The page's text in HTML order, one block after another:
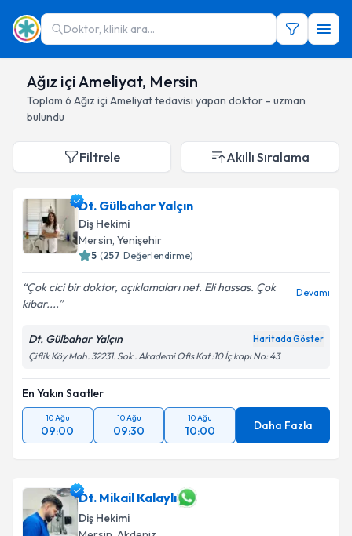
Doktor, klinik ara...
Ağız içi Ameliyat, Mersin
Toplam 6 Ağız içi Ameliyattedavisi yapan doktor - uzman
bulundu
Filtrele Akıllı Sıralama
Dt. Gülbahar Yalçın
Diş Hekimi
Mersin, Yenişehir
5 (257 Değerlendirme)
Çok cici bir doktor, açıklamaları net. Eli hassas. Çok
kibar....
Devamı
Dt. Gülbahar Yalçın Haritada Göster
Çiflik Köy Mah. 32231. Sok . Akademi Ofis Kat :10 İç kapı No: 43
En Yakın Saatler
10 Ağu
09:00
10 Ağu
09:30
10 Ağu
10:00 Daha Fazla
Dt. Mikail Kalaylı
Diş Hekimi